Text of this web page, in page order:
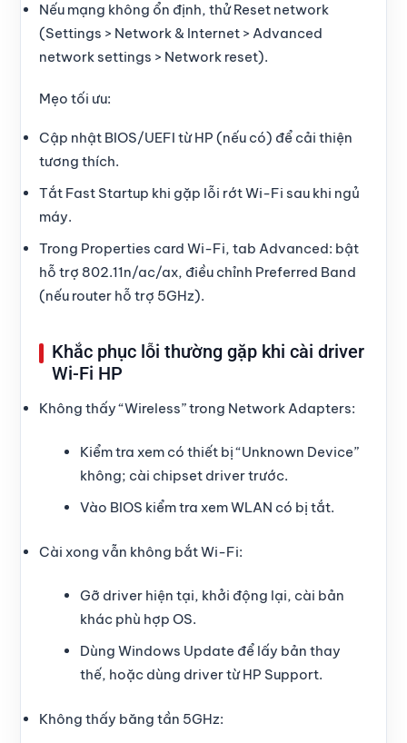
Nếu mạng không ổn định, thử Reset network
(Settings > Network & Internet > Advanced
network settings > Network reset).
Mẹo tối ưu:
Cập nhật BIOS/UEFI từ HP (nếu có) để cải thiện
tương thích.
Tắt Fast Startup khi gặp lỗi rớt Wi-Fi sau khi ngủ
máy.
Trong Properties card Wi-Fi, tab Advanced: bật
hỗ trợ 802.11n/ac/ax, điều chỉnh Preferred Band
(nếu router hỗ trợ 5GHz).
Khắc phục lỗi thường gặp khi cài driver
Wi-Fi HP
Không thấy “Wireless” trong Network Adapters:
Kiểm tra xem có thiết bị “Unknown Device”
không; cài chipset driver trước.
Vào BIOS kiểm tra xem WLAN có bị tắt.
Cài xong vẫn không bắt Wi-Fi:
Gỡ driver hiện tại, khởi động lại, cài bản
khác phù hợp OS.
Dùng Windows Update để lấy bản thay
thế, hoặc dùng driver từ HP Support.
Không thấy băng tần 5GHz: